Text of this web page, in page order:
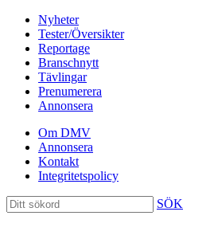
Nyheter
Tester/Översikter
Reportage
Branschnytt
Tävlingar
Prenumerera
Annonsera
Om DMV
Annonsera
Kontakt
Integritetspolicy
SÖK